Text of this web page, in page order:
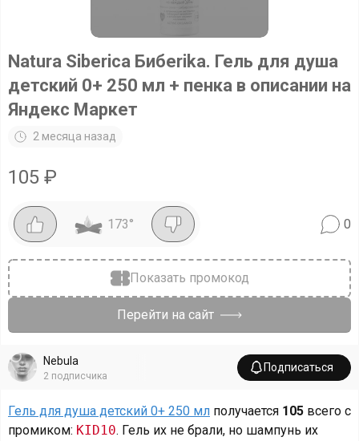
Natura Siberica Бибеrika. Гель для душа
детский 0+ 250 мл + пенка в описании на
Яндекс Маркет
2 месяца назад
105 ₽
173° 0
Показать промокод
Перейти на сайт
Nebula
2 подписчика
Подписаться
Гель для душа детский 0+ 250 мл получается 105 всего с
промиком: KID10. Гель их не брали, но шампунь их